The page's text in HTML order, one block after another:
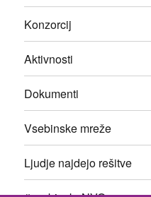
Konzorcij
Aktivnosti
Dokumenti
Vsebinske mreže
Ljudje najdejo rešitve